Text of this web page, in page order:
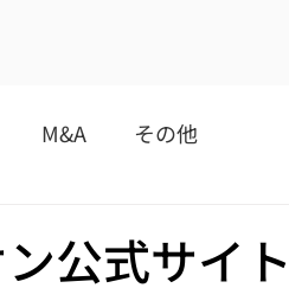
M&A その他
公式サイ